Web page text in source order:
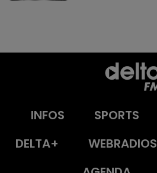
INFOS SPORTS
DELTA+
WEBRADIOS